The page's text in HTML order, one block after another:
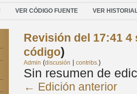
VER CÓDIGO FUENTE VER
Revisión del 17:41 4
código)
Admin (discusión contribs.)
Sin resumen de
← Edición anterior